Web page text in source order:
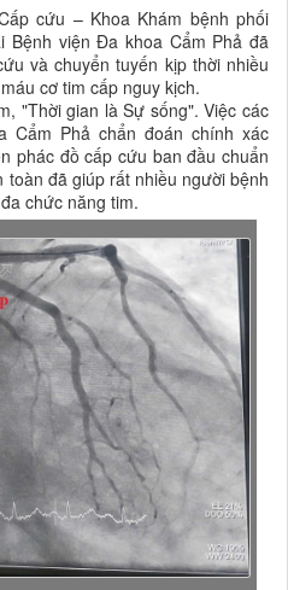
cứu – Khoa Khám bệnh phối
Bệnh viện Đa khoa Cẩm Phả đã
và chuyển tuyến kịp thời nhiều
cơ tim cấp nguy kịch.
"Thời gian là Sự sống". Việc các
Cẩm Phả chẩn đoán chính xác
phác đồ cấp cứu ban đầu chuẩn
toàn đã giúp rất nhiều người bệnh
chức năng tim.